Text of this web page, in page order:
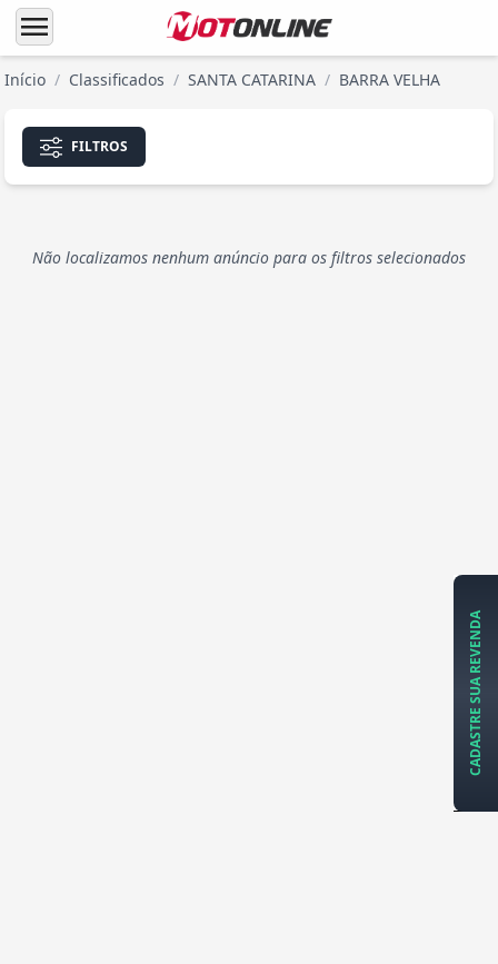
menu
Início / Classificados / SANTA CATARINA / BARRA VELHA
FILTROS
Não localizamos nenhum anúncio para os filtros selecionados
CADASTRE SUA REVENDA